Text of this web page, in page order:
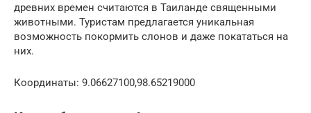
древних времен считаются в Таиланде священными
животными. Туристам предлагается уникальная
возможность покормить слонов и даже покататься на
них.
Координаты: 9.06627100,98.65219000